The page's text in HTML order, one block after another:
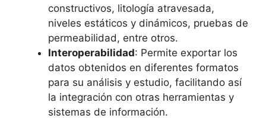
constructivos, litología atravesada,
niveles estáticos y dinámicos, pruebas de
permeabilidad, entre otros.
Interoperabilidad: Permite exportar los
datos obtenidos en diferentes formatos
para su análisis y estudio, facilitando así
la integración con otras herramientas y
sistemas de información.